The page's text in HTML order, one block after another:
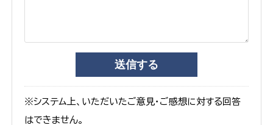
※システム上、いただいたご意見・ご感想に対する回答
はできません。